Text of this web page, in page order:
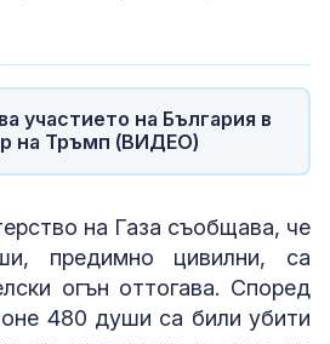
участието на България в
на Тръмп (ВИДЕО)
на Газа съобщава, че
предимно цивилни, са
огън оттогава. Според
480 души са били убити